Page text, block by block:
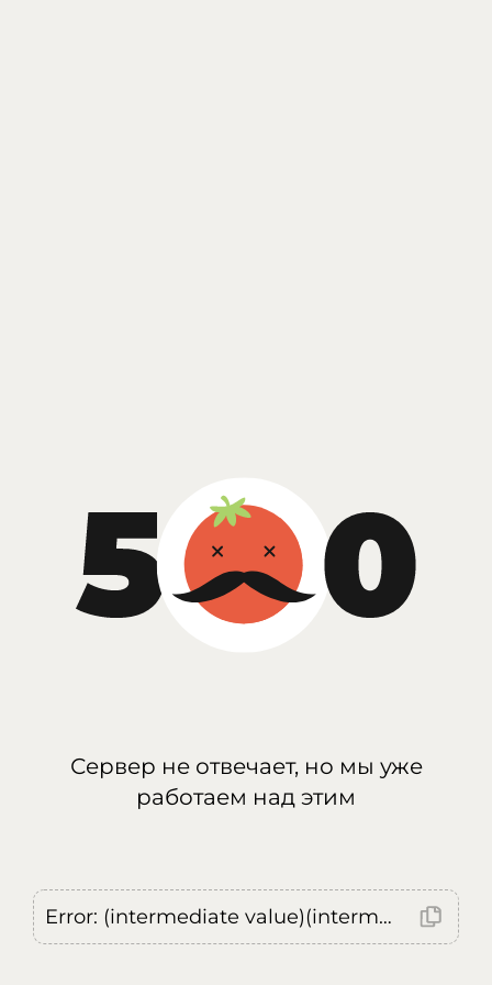
Сервер не отвечает, но мы уже
работаем над этим
Error: (intermediate value)(intermediate value)(intermediate value).replaceAll is not a function